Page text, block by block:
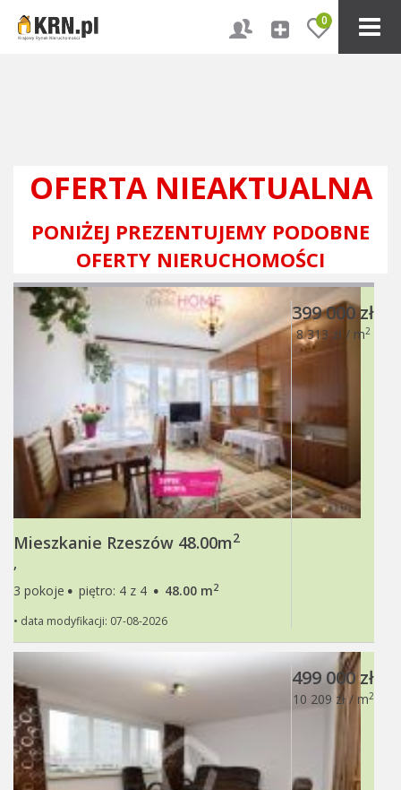
0
OFERTA NIEAKTUALNA
PONIŻEJ PREZENTUJEMY PODOBNE
OFERTY NIERUCHOMOŚCI
Mieszkanie Rzeszów 48.00m2
,
3 pokoje · piętro: 4 z 4 · 48.00 m2
• data modyfikacji: 07-08-2026
399 000 zł
8 313 zł / m2
499 000 zł
10 209 zł / m2